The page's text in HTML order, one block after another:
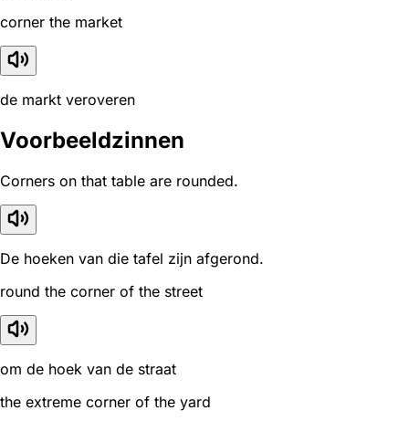
corner the market
de markt veroveren
Voorbeeldzinnen
Corners on that table are rounded.
De hoeken van die tafel zijn afgerond.
round the corner of the street
om de hoek van de straat
the extreme corner of the yard